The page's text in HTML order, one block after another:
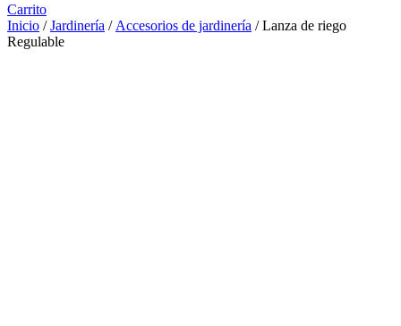
Carrito
Inicio /Jardinería / Accesorios de jardinería / Lanza de riego
Regulable